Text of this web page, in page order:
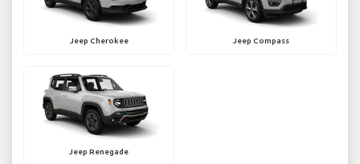
Jeep Cherokee Jeep Compass
Jeep Renegade